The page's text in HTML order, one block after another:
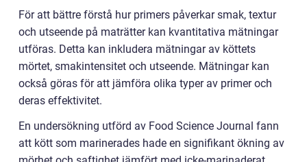
För att bättre förstå hur primers påverkar smak, textur
och utseende på maträtter kan kvantitativa mätningar
utföras. Detta kan inkludera mätningar av köttets
mörtet, smakintensitet och utseende. Mätningar kan
också göras för att jämföra olika typer av primer och
deras effektivitet.
En undersökning utförd av Food Science Journal fann
att kött som marinerades hade en signifikant ökning av